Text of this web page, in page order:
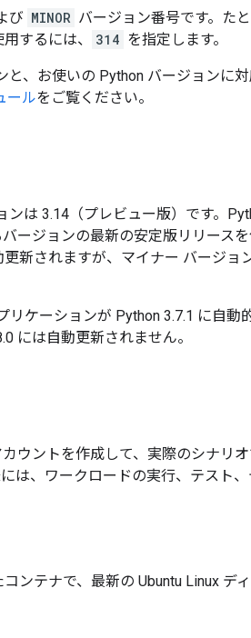
び MINOR バージョン番号です。た
するには、
314 を指定します。
、お使いの Python バージョンに
ールをご覧ください。
は 3.14（プレビュー版）です。
ージョンの最新の安定版リリース
新されますが、マイナー バージョ
リケーションが Python 3.7.1 に自動
には自動更新されません。
ウントを作成して、実際のシナリ
は、ワークロードの実行、テスト
ンテナで、最新の Ubuntu Linux デ